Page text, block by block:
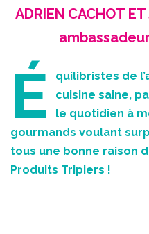
ADRIEN CACHOT
É
quilibristes de
cuisine saine,
le quotidien à
gourmands voulant
tous une bonne raison
Produits Tripiers !